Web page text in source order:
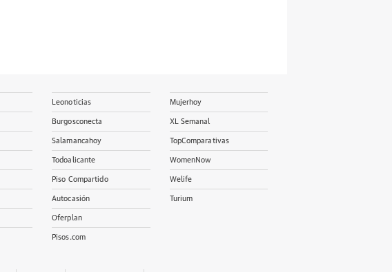
Leonoticias
Burgosconecta
Salamancahoy
Todoalicante
Piso Compartido
Autocasión
Oferplan
Pisos.com
Mujerhoy
XL Semanal
TopComparativas
WomenNow
Welife
Turium